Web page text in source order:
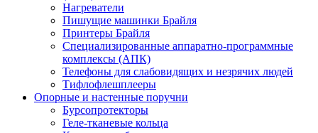
Нагреватели
Пишущие машинки Брайля
Принтеры Брайля
Специализированные аппаратно-программные
комплексы (АПК)
Телефоны для слабовидящих и незрячих людей
Тифлофлешплееры
Опорные и настенные поручни
Бурсопротекторы
Геле-тканевые кольца